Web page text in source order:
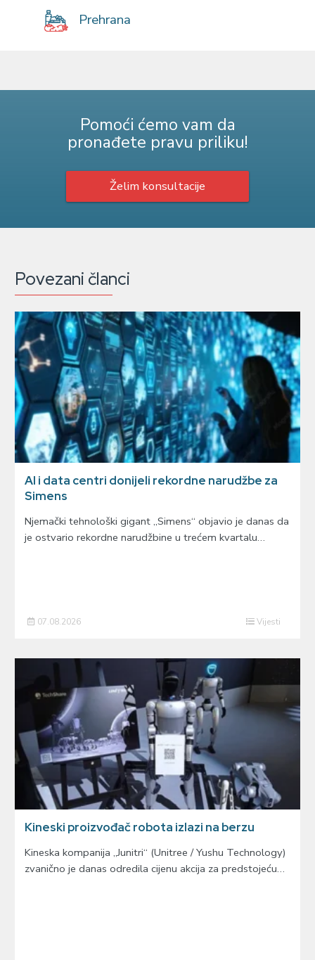
Prehrana
Pomoći ćemo vam da
pronađete pravu priliku!
Želim konsultacije
Povezani članci
AI i data centri donijeli rekordne narudžbe za
Simens
Njemački tehnološki gigant „Simens“ objavio je danas da
je ostvario rekordne narudžbine u trećem kvartalu…
07.08.2026 Vijesti
Kineski proizvođač robota izlazi na berzu
Kineska kompanija „Junitri“ (Unitree / Yushu Technology)
zvanično je danas odredila cijenu akcija za predstojeću…